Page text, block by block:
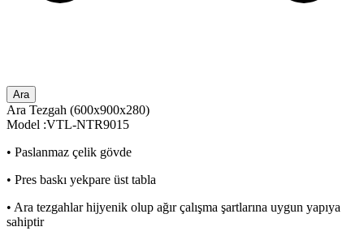
Ara
Ara Tezgah (600x900x280)
Model :VTL-NTR9015
• Paslanmaz çelik gövde
• Pres baskı yekpare üst tabla
• Ara tezgahlar hijyenik olup ağır çalışma şartlarına uygun yapıya
sahiptir